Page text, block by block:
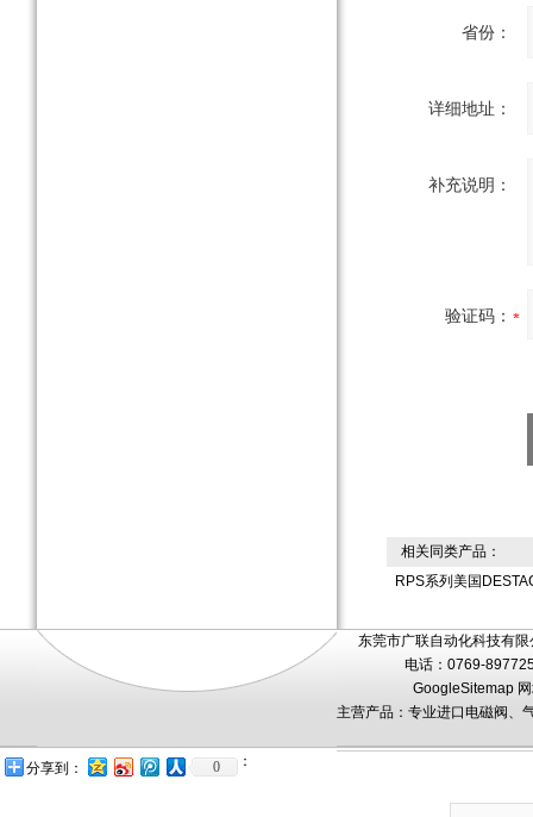
省份：
详细地址：
补充说明：
验证码：
相关同类产品：
RPS系列美国
东莞市广联自动化科技有
电话：0769-
GoogleSitemap
主营产品：专业进口电磁阀、
：
分享到： 0